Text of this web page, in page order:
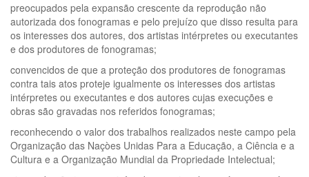
preocupados pela expansão crescente da reprodução não
autorizada dos fonogramas e pelo prejuízo que disso resulta para
os interesses dos autores, dos artistas intérpretes ou executantes
e dos produtores de fonogramas;
convencidos de que a proteção dos produtores de fonogramas
contra tais atos proteje igualmente os interesses dos artistas
intérpretes ou executantes e dos autores cujas execuções e
obras são gravadas nos referidos fonogramas;
reconhecendo o valor dos trabalhos realizados neste campo pela
Organização das Naçòes Unidas Para a Educação, a Ciência e a
Cultura e a Organização Mundial da Propriedade Intelectual;